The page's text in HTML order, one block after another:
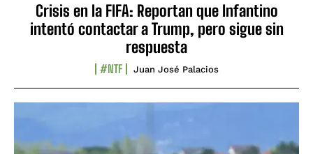
Crisis en la FIFA: Reportan que Infantino
intentó contactar a Trump, pero sigue sin
respuesta
#NTF Juan José Palacios